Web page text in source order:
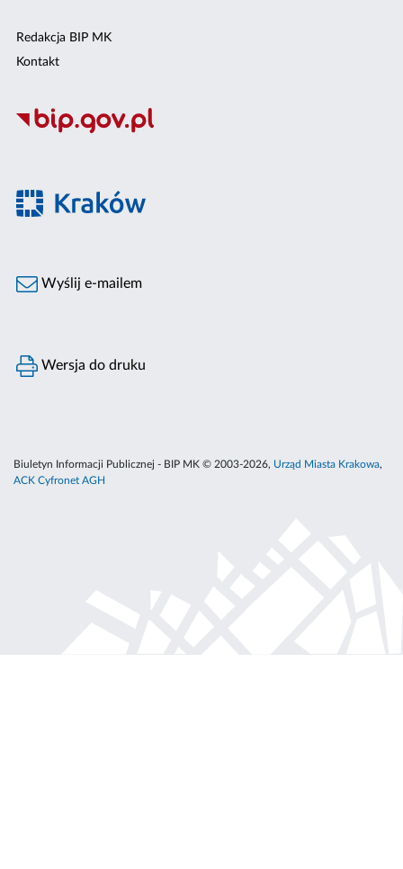
Redakcja BIP MK
Kontakt
Wyślij e-mailem
Wersja do druku
Biuletyn Informacji Publicznej - BIP MK © 2003-2026, Urząd Miasta Krakowa,
ACK Cyfronet AGH